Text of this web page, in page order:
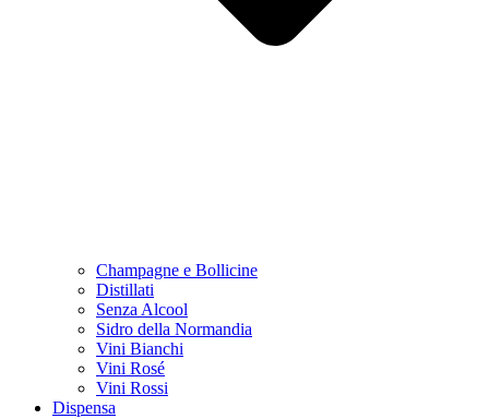
Champagne e Bollicine
Distillati
Senza Alcool
Sidro della Normandia
Vini Bianchi
Vini Rosé
Vini Rossi
Dispensa